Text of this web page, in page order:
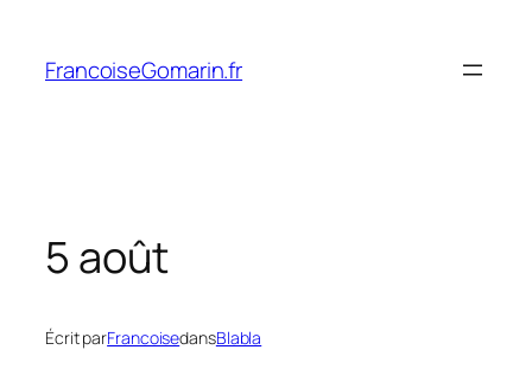
contenu
FrancoiseGomarin.fr
5 août
Écrit parFrancoisedansBlabla